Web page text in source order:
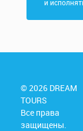
и
© 2026 DREAM
TOURS
Все права
защищены.